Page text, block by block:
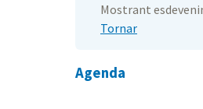
Mostrant
Tornar
Agenda